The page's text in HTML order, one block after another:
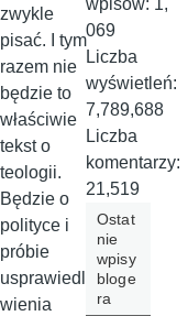
zwykle
pisać. I tym
razem nie
będzie to
właściwie
tekst o
teologii.
Będzie o
polityce i
próbie
usprawiedli
wienia
wpisów: 1,
069
Liczba
wyświetleń:
7,789,688
Liczba
komentarzy:
21,519
Ostat
nie
wpisy
bloge
ra